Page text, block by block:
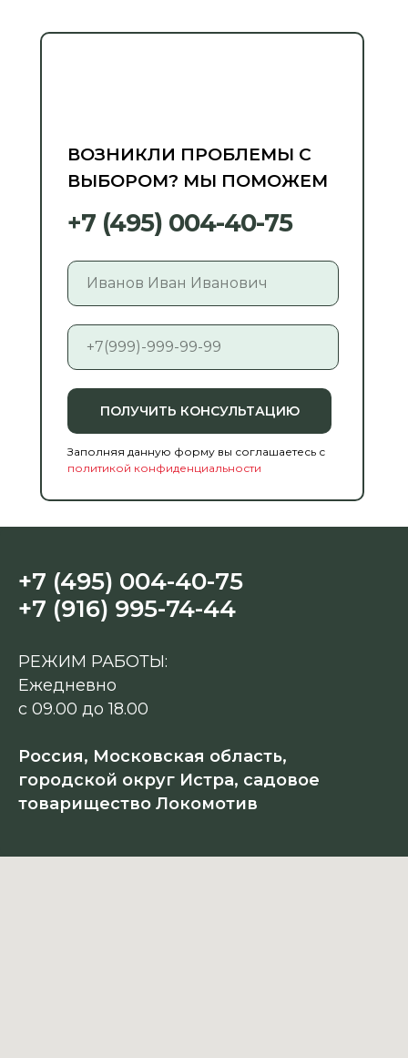
ПОЛУЧИТЬ КОНСУЛЬТАЦИЮ
ВОЗНИКЛИ ПРОБЛЕМЫ С
ВЫБОРОМ? МЫ ПОМОЖЕМ
Заполняя данную форму вы соглашаетесь с
политикой конфиденциальности
+7 (495) 004-40-75
+7 (495) 004-40-75
+7 (916) 995-74-44
РЕЖИМ РАБОТЫ:
Ежедневно
с 09.00 до 18.00
Россия, Московская область,
городской округ Истра, садовое
товарищество Локомотив